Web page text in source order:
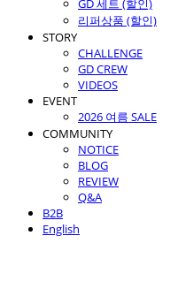
GD 세트 (할인)
리퍼상품 (할인)
STORY
CHALLENGE
GD CREW
VIDEOS
EVENT
2026 여름 SALE
COMMUNITY
NOTICE
BLOG
REVIEW
Q&A
B2B
English